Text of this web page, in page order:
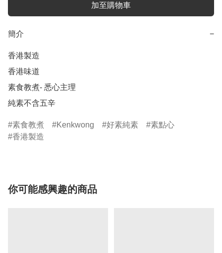
加至購物車
簡介 −
香港製造
香港味道
素食教煮- 悉心主理
純素不含五辛
素食教煮 Kenkwong 好素純素
素點心
香港製造
你可能感興趣的商品